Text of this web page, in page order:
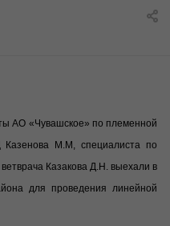
АО «Чувашское» по племенной
М.М, специалиста по
Казакова Д.Н. выехали в
для проведения линейной